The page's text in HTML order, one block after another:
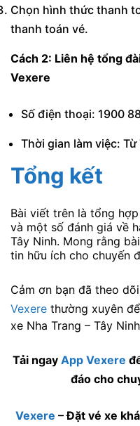
Chọn hình thức thanh
thanh toán vé.
Cách 2: Liên hệ tổng
Vexere
Số điện thoại: 1900
Thời gian làm việc:
Tổng kết
Bài viết trên là tổng
và một số đánh giá về
Tây Ninh. Mong rằng
tin hữu ích cho chuyến
Cảm ơn bạn đã theo
Vexere thường xuyên
xe Nha Trang – Tây
Tải ngay App Vexere
đáo cho
Vexere – Đặt vé xe